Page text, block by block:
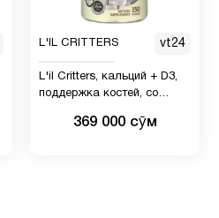
L'IL CRITTERS vt24
L'il Critters, кальций + D3,
поддержка костей, со
апельсина и клубники, 150
369 000 сӯм